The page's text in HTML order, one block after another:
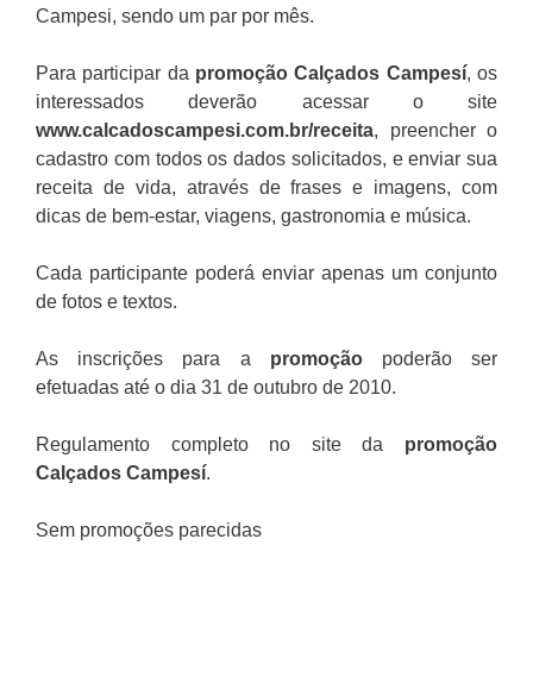
Campesi, sendo um par por mês.
Para participar da promoçãoCalçados Campesí, os
interessados deverão acessar o site
www.calcadoscampesi.com.br/receita, preencher o
cadastro com todos os dados solicitados, e enviar sua
receita de vida, através de frases e imagens, com
dicas de bem-estar, viagens, gastronomia e música.
Cada participante poderá enviar apenas um conjunto
de fotos e textos.
As inscrições para a promoçãopoderão ser
efetuadas até o dia 31 de outubro de 2010.
Regulamento completo no site da promoção
Calçados Campesí.
Sem promoções parecidas